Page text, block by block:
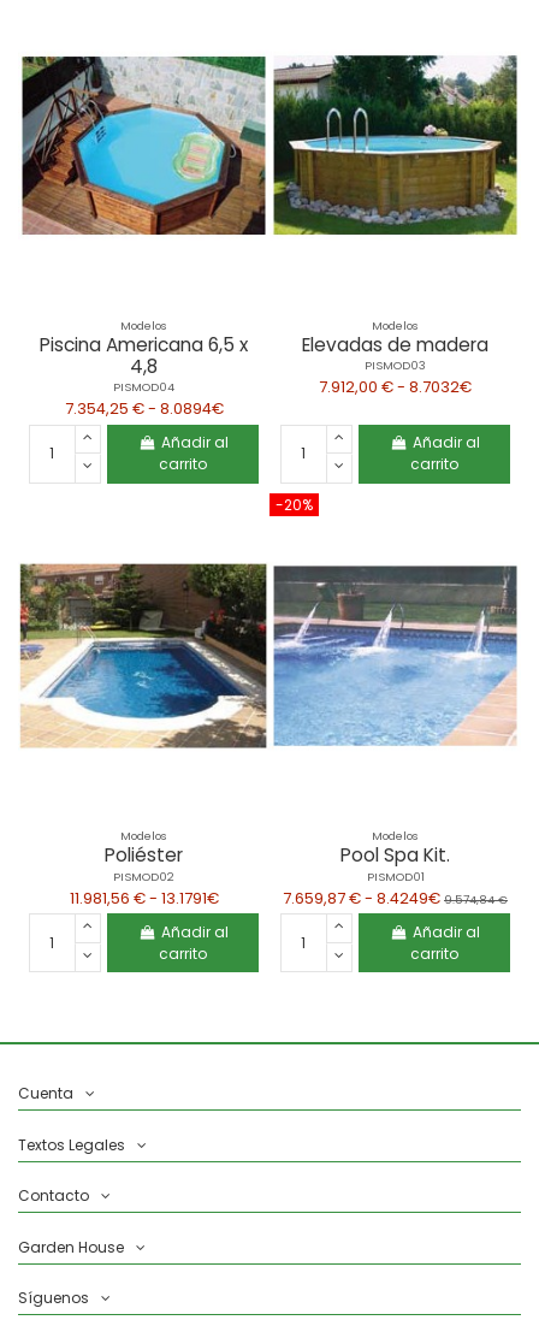
Modelos
Piscina Americana 6,5 x
4,8
PISMOD04
7.354,25 € - 8.0894€
Añadir al
carrito
Modelos
Elevadas de madera
PISMOD03
7.912,00 € - 8.7032€
Añadir al
carrito
Modelos
Poliéster
PISMOD02
11.981,56 € - 13.1791€
Añadir al
carrito
-20%
Modelos
Pool Spa Kit.
PISMOD01
7.659,87 € - 8.4249€ 9.574,84 €
Añadir al
carrito
Cuenta
Textos Legales
Contacto
Garden House
Síguenos